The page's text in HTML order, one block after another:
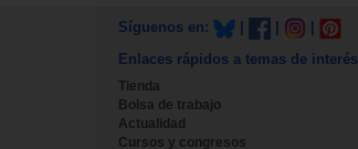
Síguenos en:
Enlaces rápidos a temas de interés
Tienda
Bolsa de trabajo
Actualidad
Cursos y congresos